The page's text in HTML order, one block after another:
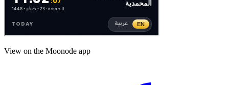
View on the Moonode app